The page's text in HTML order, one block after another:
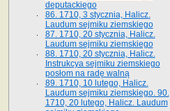
deputackiego
86. 1710, 3 stycznia, Halicz.
Laudum sejmiku ziemskiego
87. 1710, 20 stycznia, Halicz.
Laudum sejmiku ziemskiego
88. 1710, 20 stycznia, Halicz.
Instrukcya sejmiku ziemskiego
posłom na radę walną
89. 1710, 10 lutego, Halicz.
Laudum sejmiku ziemskiego. 90.
1710, 20 lutego, Halicz. Laudum